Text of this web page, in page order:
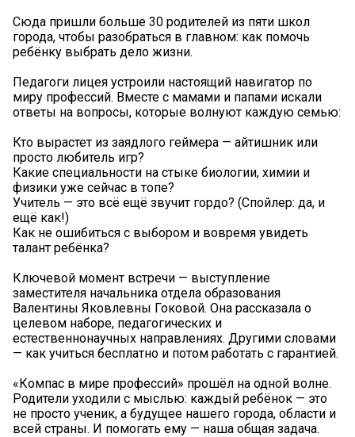
Сюда пришли больше 30 родителей из пяти школ
города, чтобы разобраться в главном: как помочь
ребёнку выбрать дело жизни.
Педагоги лицея устроили настоящий навигатор по
миру профессий. Вместе с мамами и папами искали
ответы на вопросы, которые волнуют каждую семью:
Кто вырастет из заядлого геймера — айтишник или
просто любитель игр?
Какие специальности на стыке биологии, химии и
физики уже сейчас в топе?
Учитель — это всё ещё звучит гордо? (Спойлер: да, и
ещё как!)
Как не ошибиться с выбором и вовремя увидеть
талант ребёнка?
Ключевой момент встречи — выступление
заместителя начальника отдела образования
Валентины Яковлевны Гоковой. Она рассказала о
целевом наборе, педагогических и
естественнонаучных направлениях. Другими словами
— как учиться бесплатно и потом работать с гарантией.
«Компас в мире профессий» прошёл на одной волне.
Родители уходили с мыслью: каждый ребёнок — это
не просто ученик, а будущее нашего города, области и
всей страны. И помогать ему — наша общая задача.